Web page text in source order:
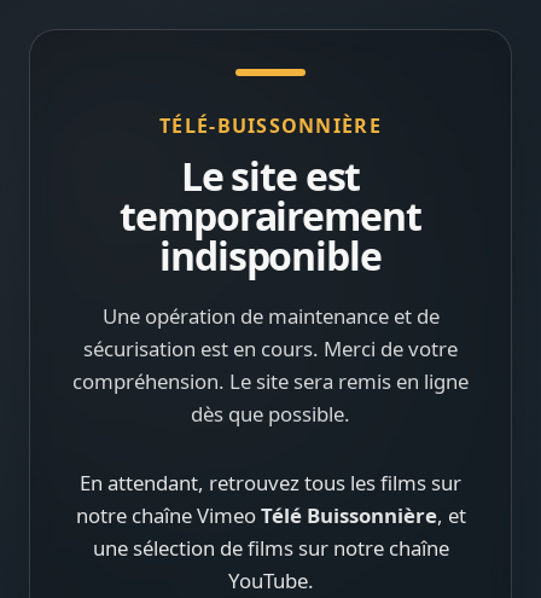
TÉLÉ-BUISSONNIÈRE
Le site est
temporairement
indisponible
Une opération de maintenance et de
sécurisation est en cours. Merci de votre
compréhension. Le site sera remis en ligne
dès que possible.
En attendant, retrouvez tous les films sur
notre chaîne VimeoTélé Buissonnière, et
une sélection de films sur notre chaîne
YouTube.